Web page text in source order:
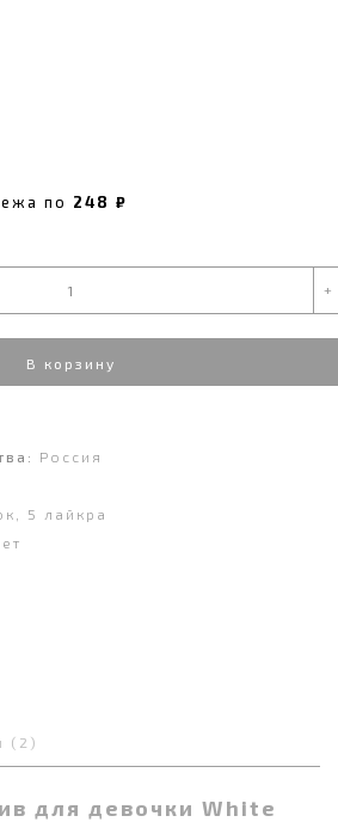
по 248 ₽
+
В корзину
Россия
5 лайкра
(2)
для девочки White